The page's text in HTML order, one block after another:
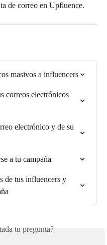
de correo en Upfluence.
masivos a influencers
correos electrónicos
electrónico y de su
a tu campaña
de tus influencers y
tu pregunta?